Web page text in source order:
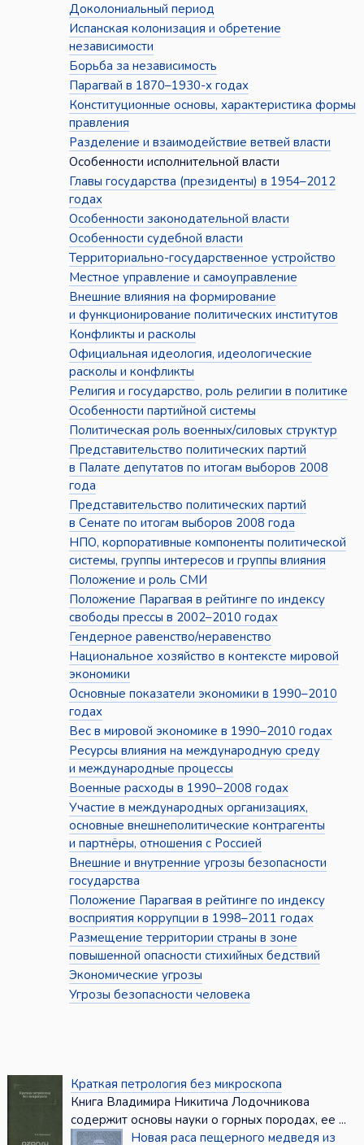
Доколониальный период
Испанская колонизация и обретение
независимости
Борьба за независимость
Парагвай в 1870–1930-х годах
Конституционные основы, характеристика формы
правления
Разделение и взаимодействие ветвей власти
Особенности исполнительной власти
Главы государства (президенты) в 1954–2012
годах
Особенности законодательной власти
Особенности судебной власти
Территориально-государственное устройство
Местное управление и самоуправление
Внешние влияния на формирование
и функционирование политических институтов
Конфликты и расколы
Официальная идеология, идеологические
расколы и конфликты
Религия и государство, роль религии в политике
Особенности партийной системы
Политическая роль военных/силовых структур
Представительство политических партий
в Палате депутатов по итогам выборов 2008
года
Представительство политических партий
в Сенате по итогам выборов 2008 года
НПО, корпоративные компоненты политической
системы, группы интересов и группы влияния
Положение и роль СМИ
Положение Парагвая в рейтинге по индексу
свободы прессы в 2002–2010 годах
Гендерное равенство/неравенство
Национальное хозяйство в контексте мировой
экономики
Основные показатели экономики в 1990–2010
годах
Вес в мировой экономике в 1990–2010 годах
Ресурсы влияния на международную среду
и международные процессы
Военные расходы в 1990–2008 годах
Участие в международных организациях,
основные внешнеполитические контрагенты
и партнёры, отношения с Россией
Внешние и внутренние угрозы безопасности
государства
Положение Парагвая в рейтинге по индексу
восприятия коррупции в 1998–2011 годах
Размещение территории страны в зоне
повышенной опасности стихийных бедствий
Экономические угрозы
Угрозы безопасности человека
Краткая петрология без микроскопа
Книга Владимира Никитича Лодочникова
содержит основы науки о горных породах, ее ...
Новая раса пещерного медведя из